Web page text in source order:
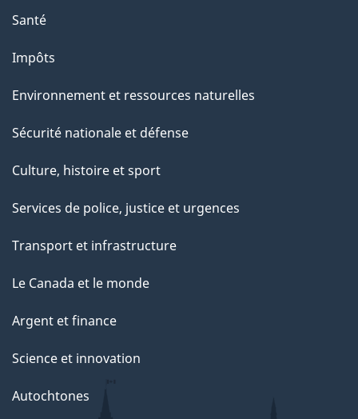
s
u
c
e
t
e
a
g
Santé
Impôts
Environnement et ressources naturelles
Sécurité nationale et défense
Culture, histoire et sport
Services de police, justice et urgences
Transport et infrastructure
Le Canada et le monde
Argent et finance
Science et innovation
Autochtones